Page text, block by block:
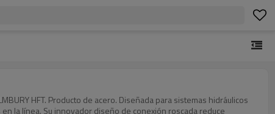
HFT. Producto de acero. Diseñada para sistemas hidráulicos
la línea. Su innovador diseño de conexión roscada reduce